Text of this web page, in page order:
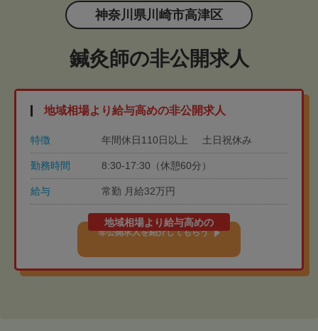
神奈川県川崎市高津区
鍼灸師の非公開求人
地域相場より給与高めの非公開求人
特徴 年間休日110日以上 土日祝休み
勤務時間 8:30-17:30（休憩60分）
給与 常勤 月給32万円
地域相場より給与高めの
非公開求人を紹介してもらう